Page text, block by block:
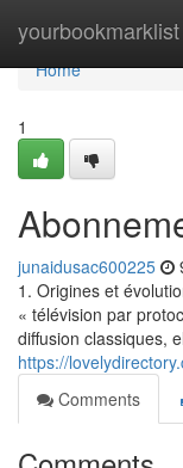
yourbookmarklist
Home
Home
1
junaidusac600225
1. Origines et
« télévision par
diffusion classiques,
https://
Comments